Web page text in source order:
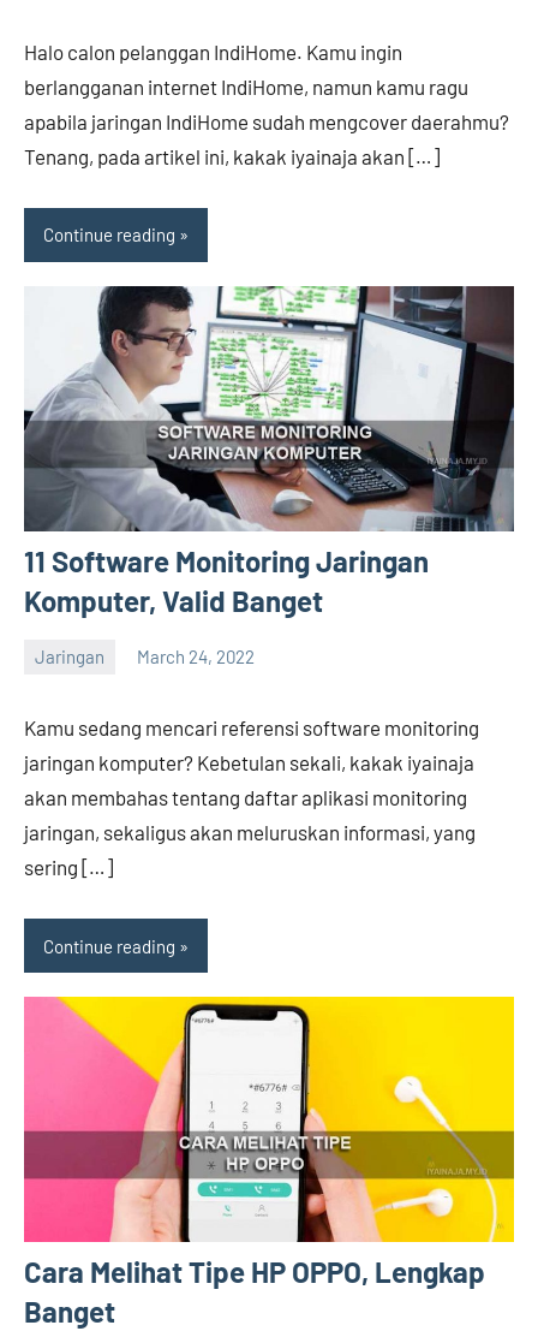
Halo calon pelanggan IndiHome. Kamu ingin
berlangganan internet IndiHome, namun kamu ragu
apabila jaringan IndiHome sudah mengcover daerahmu?
Tenang, pada artikel ini, kakak iyainaja akan […]
Continue reading
11 Software Monitoring Jaringan
Komputer, Valid Banget
Jaringan March 24, 2022
Hengky
Kamu sedang mencari referensi software monitoring
jaringan komputer? Kebetulan sekali, kakak iyainaja
akan membahas tentang daftar aplikasi monitoring
jaringan, sekaligus akan meluruskan informasi, yang
sering […]
Continue reading
Cara Melihat Tipe HP OPPO, Lengkap
Banget